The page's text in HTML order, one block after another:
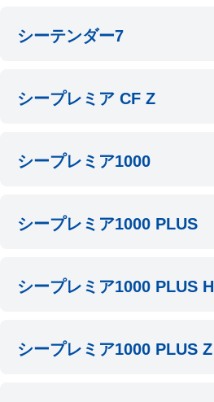
シーテンダー7
シープレミア CF Z
シープレミア1000
シープレミア1000 PLUS
シープレミア1000 PLUS H
シープレミア1000 PLUS Z